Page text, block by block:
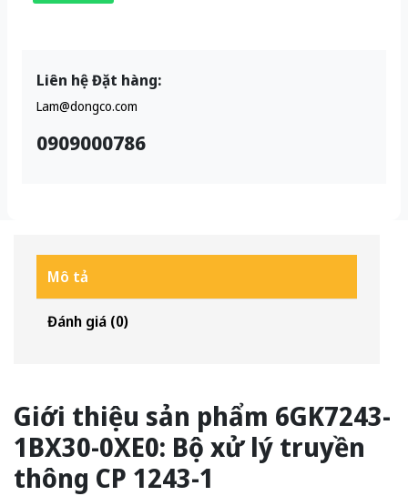
Liên hệ Đặt hàng:
Lam@dongco.com
0909000786
Mô tả
Đánh giá (0)
Giới thiệu sản phẩm 6GK7243-
1BX30-0XE0: Bộ xử lý truyền
thông CP 1243-1